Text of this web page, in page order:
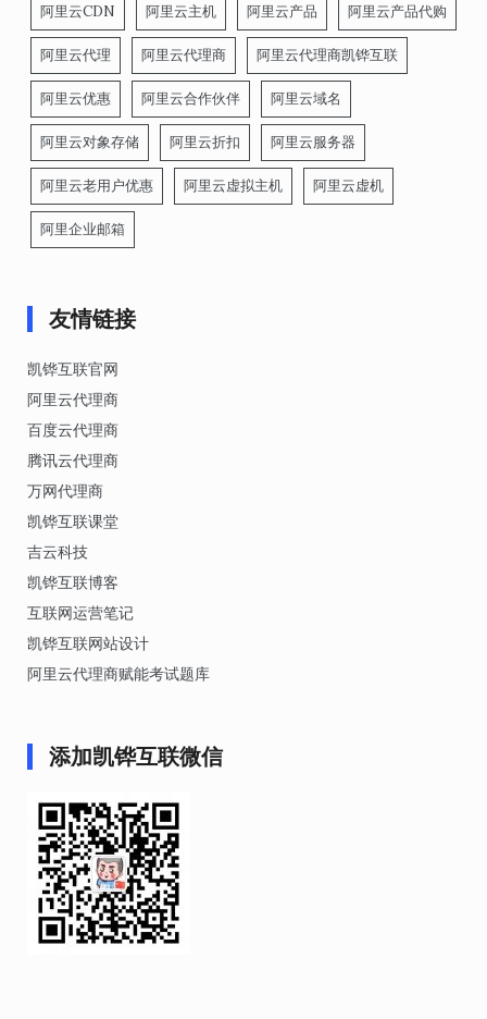
阿里云CDN 阿里云主机 阿里云产品 阿里云产品代购
阿里云代理 阿里云代理商 阿里云代理商凯铧互联
阿里云优惠 阿里云合作伙伴 阿里云域名
阿里云对象存储 阿里云折扣 阿里云服务器
阿里云老用户优惠 阿里云虚拟主机 阿里云虚机
阿里企业邮箱
友情链接
凯铧互联官网
阿里云代理商
百度云代理商
腾讯云代理商
万网代理商
凯铧互联课堂
吉云科技
凯铧互联博客
互联网运营笔记
凯铧互联网站设计
阿里云代理商赋能考试题库
添加凯铧互联微信